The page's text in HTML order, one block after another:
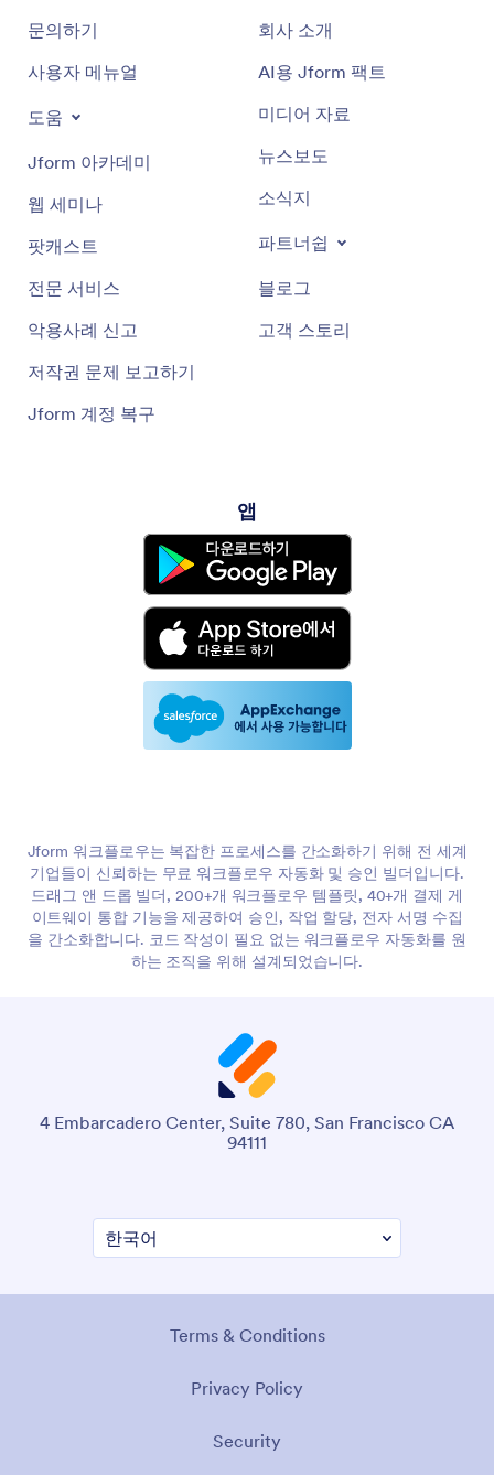
문의하기
사용자 메뉴얼
도움
Jform 아카데미
웹 세미나
팟캐스트
전문 서비스
악용사례 신고
저작권 문제 보고하기
Jform 계정 복구
회사 소개
AI용 Jform 팩트
미디어 자료
뉴스보도
소식지
파트너쉽
블로그
고객 스토리
앱
Jform 워크플로우는 복잡한 프로세스를 간소화하기 위해 전 세계
기업들이 신뢰하는 무료 워크플로우 자동화 및 승인 빌더입니다.
드래그 앤 드롭 빌더, 200+개 워크플로우 템플릿, 40+개 결제 게
이트웨이 통합 기능을 제공하여 승인, 작업 할당, 전자 서명 수집
을 간소화합니다. 코드 작성이 필요 없는 워크플로우 자동화를 원
하는 조직을 위해 설계되었습니다.
4 Embarcadero Center, Suite 780, San Francisco CA
94111
Terms & Conditions
Privacy Policy
Security